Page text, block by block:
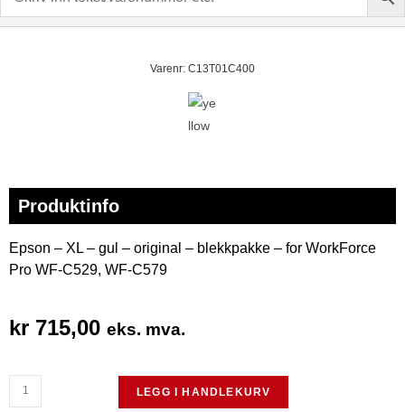
Varenr: C13T01C400
Produktinfo
Epson – XL – gul – original – blekkpakke – for WorkForce
Pro WF-C529, WF-C579
kr 715,00 eks. mva.
LEGG I HANDLEKURV